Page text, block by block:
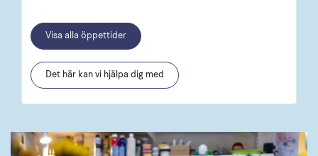
Visa alla öppettider
Det här kan vi hjälpa dig med